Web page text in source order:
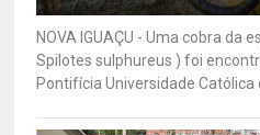
NOVA IGUAÇU - Uma cobra da
Spilotes sulphureus ) foi
Pontifícia Universidade Católica